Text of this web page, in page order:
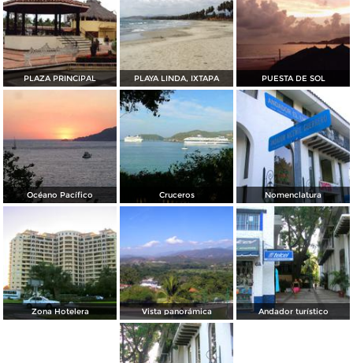
PLAZA PRINCIPAL PLAYA LINDA, IXTAPA PUESTA DE SOL
Océano Pacífico Cruceros Nomenclatura
Zona Hotelera Vista panorámica Andador turístico